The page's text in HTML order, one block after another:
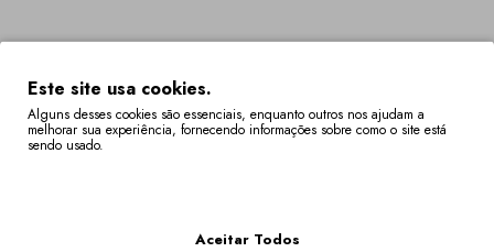
Este site usa cookies.
Alguns desses cookies são essenciais, enquanto outros nos ajudam a
melhorar sua experiência, fornecendo informações sobre como o site está
sendo usado.
Aceitar Todos